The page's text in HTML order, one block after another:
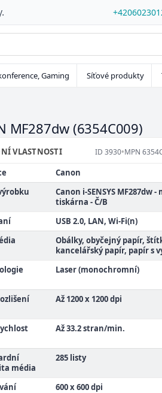
Gaming Síťové produkty
MF287dw (6354C009)
VLASTNOSTI ID 3930•MPN
Canon
Canon i-SENSYS
tiskárna - Č/B
USB 2.0, LAN, Wi-Fi(n)
Obálky, obyčejný papír,
kancelářský papír, papír s
Laser (monochromní)
Až 1200 x 1200 dpi
Až 33.2 stran/min.
média
285 listy
600 x 600 dpi